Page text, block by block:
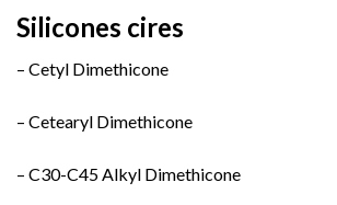
Silicones cires
– Cetyl Dimethicone
– Cetearyl Dimethicone
– C30-C45 Alkyl Dimethicone